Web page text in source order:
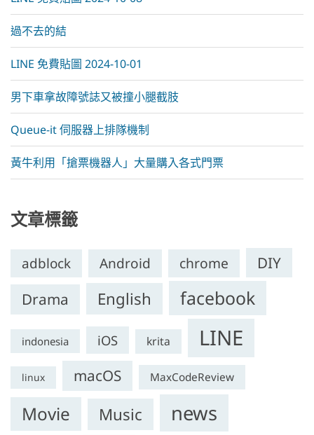
過不去的結
LINE 免費貼圖 2024-10-01
男下車拿故障號誌又被撞小腿截肢
Queue-it 伺服器上排隊機制
黃牛利用「搶票機器人」大量購入各式門票
文章標籤
adblock Android chrome
DIY
Drama
English facebook
indonesia iOS krita LINE
linux macOS MaxCodeReview
Movie Music news